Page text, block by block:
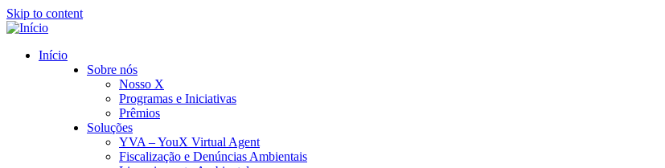
Skip to content
Início
Sobre nós
Nosso X
Programas e Iniciativas
Prêmios
Soluções
YVA – YouX Virtual Agent
Fiscalização e Denúncias Ambientais